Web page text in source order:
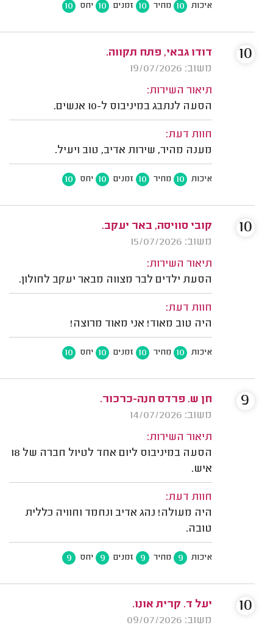
איכות 10 מחיר 10 זמנים 10 יחס 10
דודו גבאי, פתח תקווה.
משוב: 19/07/2026
תיאור השירות:
הסעה לנתבג במיניבוס ל-10 אנשים.
חוות דעת:
מענה מהיר, שירות אדיב, טוב ויעיל.
איכות 10 מחיר 10 זמנים 10 יחס 10
10
קובי סוויסה, באר יעקב.
משוב: 15/07/2026
תיאור השירות:
הסעת ילדים לבר מצווה מבאר יעקב לחולון.
חוות דעת:
היה טוב מאוד! אני מאוד מרוצה!
איכות 10 מחיר 10 זמנים 10 יחס 10
10
חן ש. פרדס חנה-כרכור.
משוב: 14/07/2026
תיאור השירות:
הסעה במיניבוס ליום אחד לטיול חברה של 18
איש.
חוות דעת:
היה מעולה! נהג אדיב ונחמד וחוויה כללית
טובה.
איכות 9 מחיר 9 זמנים 9 יחס 9
9
יעל ד. קרית אונו.
משוב: 09/07/2026
10